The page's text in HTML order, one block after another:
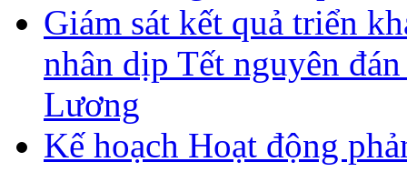
Giám sát kết quả triển
nhân dịp Tết nguyên
Lương
Kế hoạch Hoạt động